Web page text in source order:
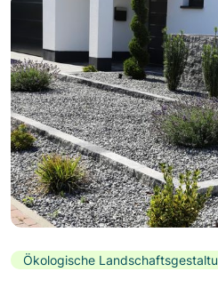
Ökologische